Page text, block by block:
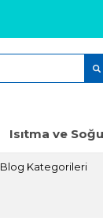
Isıtma ve
Blog Kategorileri